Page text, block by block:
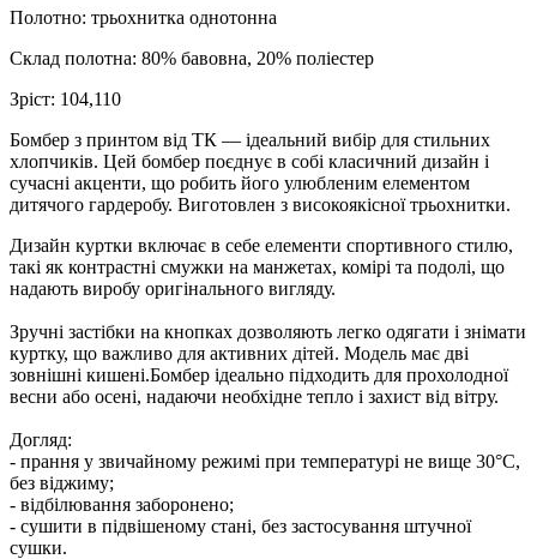
Полотно: трьохнитка однотонна
Склад полотна: 80% бавовна, 20% поліестер
Зріст: 104,110
Бомбер з принтом від ТК — ідеальний вибір для стильних
хлопчиків. Цей бомбер поєднує в собі класичний дизайн і
сучасні акценти, що робить його улюбленим елементом
дитячого гардеробу. Виготовлен з високоякісної трьохнитки.
Дизайн куртки включає в себе елементи спортивного стилю,
такі як контрастні смужки на манжетах, комірі та подолі, що
надають виробу оригінального вигляду.
Зручні застібки на кнопках дозволяють легко одягати і знімати
куртку, що важливо для активних дітей. Модель має дві
зовнішні кишені.Бомбер ідеально підходить для прохолодної
весни або осені, надаючи необхідне тепло і захист від вітру.
Догляд:
- прання у звичайному режимі при температурі не вище 30°C,
без віджиму;
- відбілювання заборонено;
- сушити в підвішеному стані, без застосування штучної
сушки.